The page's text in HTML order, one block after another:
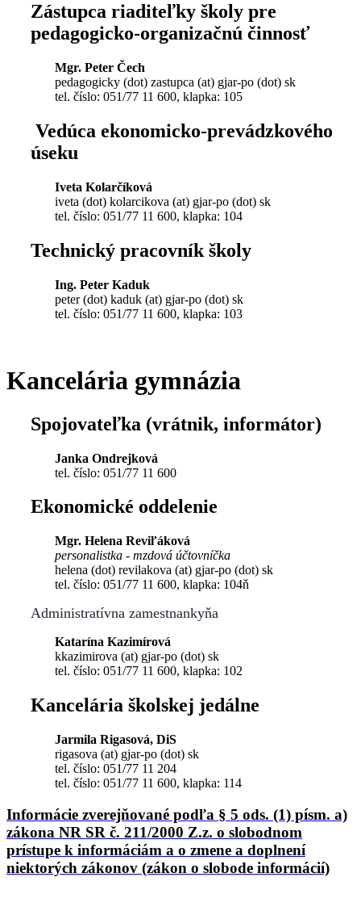
Zástupca riaditeľky školy pre
pedagogicko-organizačnú činnosť
Mgr. Peter Čech
pedagogicky (dot) zastupca (at) gjar-po (dot) sk
tel. číslo: 051/77 11 600, klapka: 105
Vedúca ekonomicko-prevádzkového
úseku
Iveta Kolarčíková
iveta (dot) kolarcikova (at) gjar-po (dot) sk
tel. číslo: 051/77 11 600, klapka: 104
Technický pracovník školy
Ing. Peter Kaduk
peter (dot) kaduk (at) gjar-po (dot) sk
tel. číslo: 051/77 11 600, klapka: 103
Kancelária gymnázia
Spojovateľka (vrátnik, informátor)
Janka Ondrejková
tel. číslo: 051/77 11 600
Ekonomické oddelenie
Mgr. Helena Reviľáková
personalistka - mzdová účtovníčka
helena (dot) revilakova (at) gjar-po (dot) sk
tel. číslo: 051/77 11 600, klapka: 104ň
Administratívna zamestnankyňa
Katarína Kazimírová
kkazimirova (at) gjar-po (dot) sk
tel. číslo: 051/77 11 600, klapka: 102
Kancelária školskej jedálne
Jarmila Rigasová, DiS
rigasova (at) gjar-po (dot) sk
tel. číslo: 051/77 11 204
tel. číslo: 051/77 11 600, klapka: 114
Informácie zverejňované podľa § 5 ods. (1) písm. a)
zákona NR SR č. 211/2000 Z.z. o slobodnom
prístupe k informáciám a o zmene a doplnení
niektorých zákonov (zákon o slobode informácií)